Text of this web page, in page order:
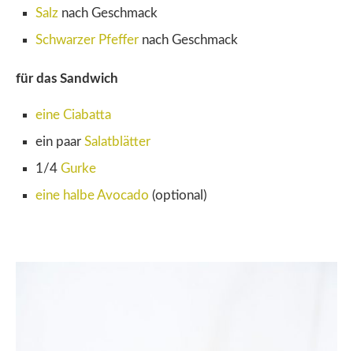
Salz nach Geschmack
Schwarzer Pfeffer nach Geschmack
für das Sandwich
eine Ciabatta
ein paar Salatblätter
1/4 Gurke
eine halbe Avocado (optional)